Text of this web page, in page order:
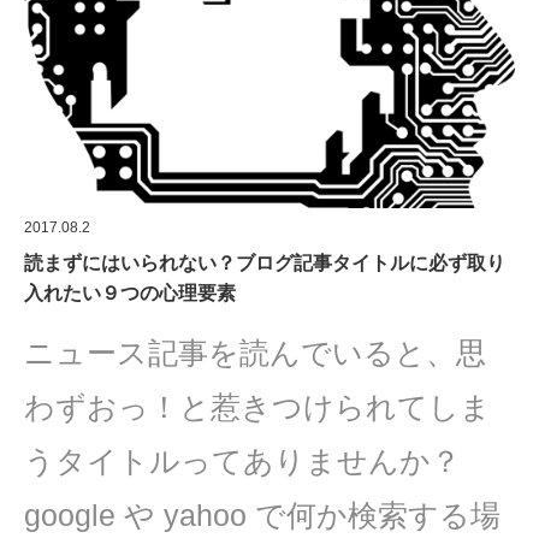
2017.08.2
読まずにはいられない？ブログ記事タイトルに必ず取り
入れたい９つの心理要素
ニュース記事を読んでいると、思
わずおっ！と惹きつけられてしま
うタイトルってありませんか？
google や yahoo で何か検索する場